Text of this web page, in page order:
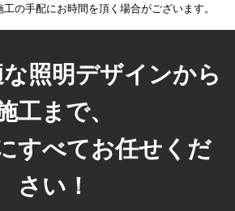
工の手配にお時間を頂く場合がございます。
照明デザインから
工まで、
すべてお任せくだ
さい！